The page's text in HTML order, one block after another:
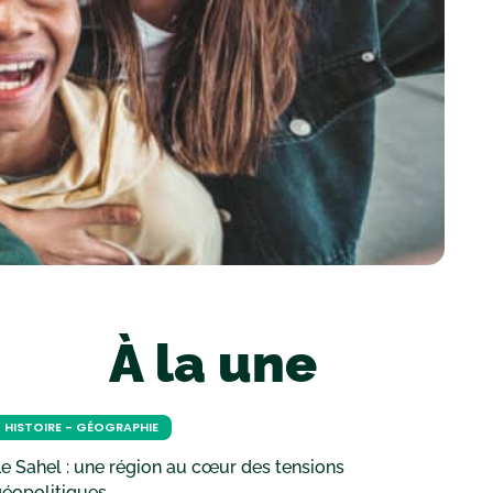
À la une
HISTOIRE - GÉOGRAPHIE
Sahel : une région au cœur des tensions